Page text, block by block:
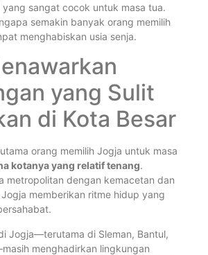
yang sangat cocok untuk masa tua.
semakin banyak orang memilih
menghabiskan usia senja.
yang Sulit
di Kota Besar
orang memilih Jogja untuk masa
kotanya yang relatif tenang.
metropolitan dengan kemacetan dan
memberikan ritme hidup yang
Jogja—terutama di Sleman, Bantul,
menghadirkan lingkungan